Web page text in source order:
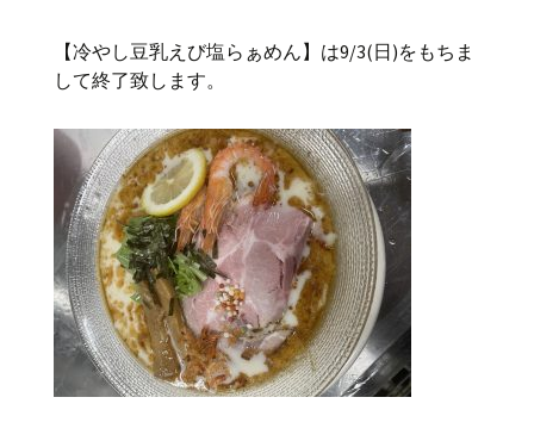
【冷やし豆乳えび塩らぁめん】は9/3(日)をもちま
して終了致します。